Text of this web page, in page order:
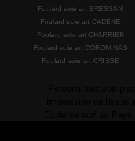
Foulard soie art BRESSAN
Foulard soie art CADENE
Foulard soie art CHARRIER
Foulard soie art COROMINAS
Foulard soie art CRISSE